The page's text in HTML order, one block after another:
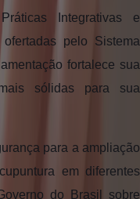
Integrativas e
pelo Sistema
fortalece sua
sólidas para sua
para a ampliação
em diferentes
do Brasil sobre